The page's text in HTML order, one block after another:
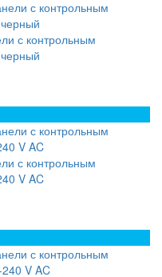
с контрольным
с контрольным
V AC